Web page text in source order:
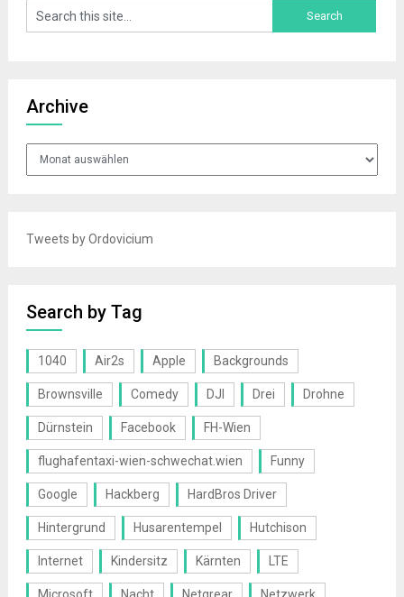
Archive
Tweets by Ordovicium
Search by Tag
1040 Air2s Apple Backgrounds
Brownsville Comedy DJI Drei Drohne
Dürnstein Facebook FH-Wien
flughafentaxi-wien-schwechat.wien Funny
Google Hackberg HardBros Driver
Hintergrund Husarentempel Hutchison
Internet Kindersitz Kärnten LTE